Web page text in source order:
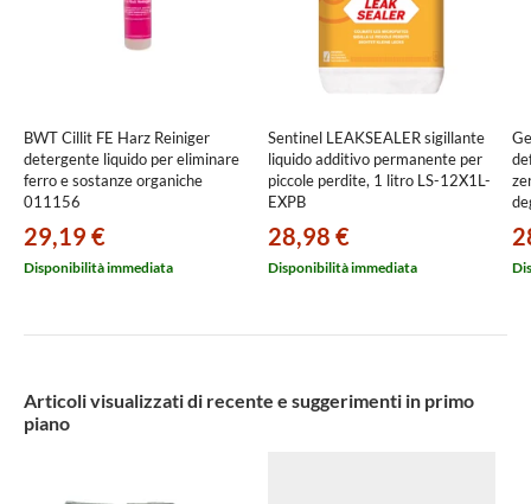
BWT Cillit FE Harz Reiniger
detergente liquido per eliminare
ferro e sostanze organiche
011156
29,19 €
Disponibilità immediata
Sentinel LEAKSEALER sigillante
liquido additivo permanente per
piccole perdite, 1 litro LS-12X1L-
EXPB
28,98 €
Disponibilità immediata
Articoli visualizzati di recente e suggerimenti in primo
piano